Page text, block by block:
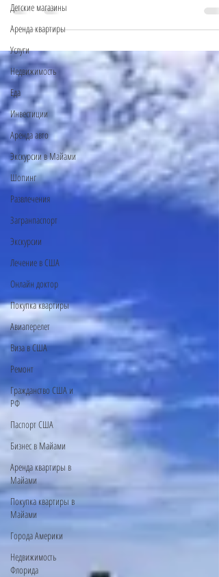
Детские магазины
Аренда квартиры
Услуги
Недвижимость
Еда
Инвестиции
Аренда авто
Экскурсии в Майами
Шопинг
Развлечения
Загранпаспорт
Экскурсии
Лечение в США
Онлайн доктор
Покупка квартиры
Авиаперелет
Виза в США
Ремонт
Гражданство США и
РФ
Паспорт США
Бизнес в Майами
Аренда квартиры в
Майами
Покупка квартиры в
Майами
Города Америки
Недвижимость
Флорида